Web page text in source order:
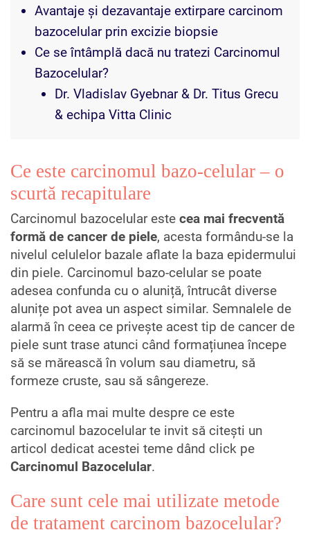
Avantaje și dezavantaje extirpare carcinom
bazocelular prin excizie biopsie
Ce se întâmplă dacă nu tratezi Carcinomul
Bazocelular?
Dr. Vladislav Gyebnar & Dr. Titus Grecu
& echipa Vitta Clinic
Ce este carcinomul bazo-celular – o
scurtă recapitulare
Carcinomul bazocelular este cea mai frecventă
formă de cancer de piele, acesta formându-se la
nivelul celulelor bazale aflate la baza epidermului
din piele. Carcinomul bazo-celular se poate
adesea confunda cu o aluniță, întrucât diverse
alunițe pot avea un aspect similar. Semnalele de
alarmă în ceea ce privește acest tip de cancer de
piele sunt trase atunci când formațiunea începe
să se mărească în volum sau diametru, să
formeze cruste, sau să sângereze.
Pentru a afla mai multe despre ce este
carcinomul bazocelular te invit să citești un
articol dedicat acestei teme dând click pe
Carcinomul Bazocelular.
Care sunt cele mai utilizate metode
de tratament carcinom bazocelular?